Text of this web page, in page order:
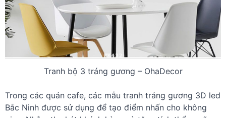
Tranh bộ 3 tráng gương – OhaDecor
Trong các quán cafe, các mẫu tranh tráng gương 3D led
Bắc Ninh được sử dụng để tạo điểm nhấn cho không